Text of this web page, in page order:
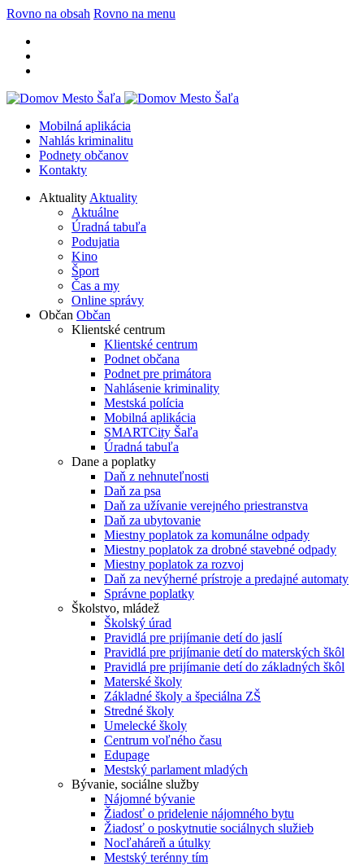
Rovno na obsah Rovno na menu
Mobilná aplikácia
Nahlás kriminalitu
Podnety občanov
Kontakty
Aktuality Aktuality
Aktuálne
Úradná tabuľa
Podujatia
Kino
Šport
Čas a my
Online správy
Občan Občan
Klientské centrum
Klientské centrum
Podnet občana
Podnet pre primátora
Nahlásenie kriminality
Mestská polícia
Mobilná aplikácia
SMARTCity Šaľa
Úradná tabuľa
Dane a poplatky
Daň z nehnuteľnosti
Daň za psa
Daň za užívanie verejného priestranstva
Daň za ubytovanie
Miestny poplatok za komunálne odpady
Miestny poplatok za drobné stavebné odpady
Miestny poplatok za rozvoj
Daň za nevýherné prístroje a predajné automaty
Správne poplatky
Školstvo, mládež
Školský úrad
Pravidlá pre prijímanie detí do jaslí
Pravidlá pre prijímanie detí do materských škôl
Pravidlá pre prijímanie detí do základných škôl
Materské školy
Základné školy a špeciálna ZŠ
Stredné školy
Umelecké školy
Centrum voľného času
Edupage
Mestský parlament mladých
Bývanie, sociálne služby
Nájomné bývanie
Žiadosť o pridelenie nájomného bytu
Žiadosť o poskytnutie sociálnych služieb
Nocľaháreň a útulky
Mestský terénny tím